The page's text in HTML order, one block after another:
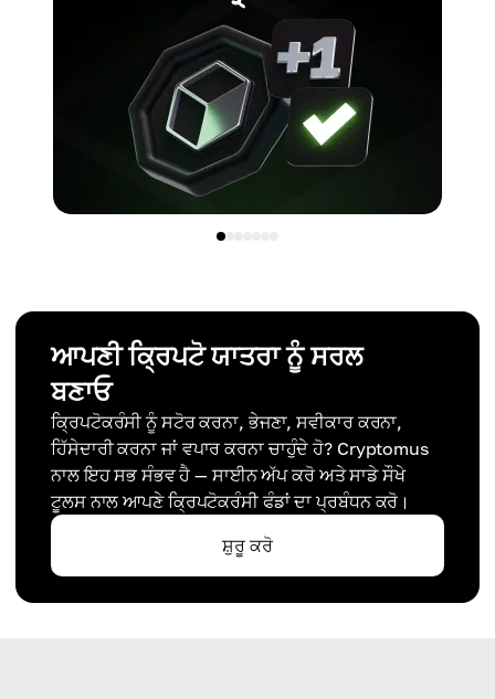
ਆਪਣੀ ਕ੍ਰਿਪਟੋ ਯਾਤਰਾ ਨੂੰ ਸਰਲ
ਬਣਾਓ
ਕ੍ਰਿਪਟੋਕਰੰਸੀ ਨੂੰ ਸਟੋਰ ਕਰਨਾ, ਭੇਜਣਾ, ਸਵੀਕਾਰ ਕਰਨਾ,
ਹਿੱਸੇਦਾਰੀ ਕਰਨਾ ਜਾਂ ਵਪਾਰ ਕਰਨਾ ਚਾਹੁੰਦੇ ਹੋ? Cryptomus
ਨਾਲ ਇਹ ਸਭ ਸੰਭਵ ਹੈ — ਸਾਈਨ ਅੱਪ ਕਰੋ ਅਤੇ ਸਾਡੇ ਸੌਖੇ
ਟੂਲਸ ਨਾਲ ਆਪਣੇ ਕ੍ਰਿਪਟੋਕਰੰਸੀ ਫੰਡਾਂ ਦਾ ਪ੍ਰਬੰਧਨ ਕਰੋ।
ਸ਼ੁਰੂ ਕਰੋ